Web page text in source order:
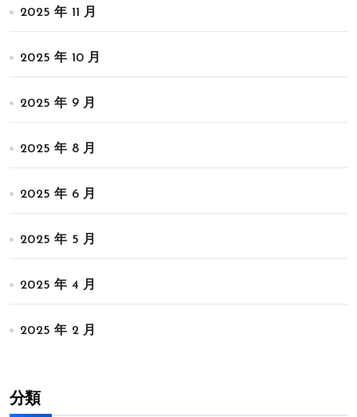
2025 年 11 月
2025 年 10 月
2025 年 9 月
2025 年 8 月
2025 年 6 月
2025 年 5 月
2025 年 4 月
2025 年 2 月
分類